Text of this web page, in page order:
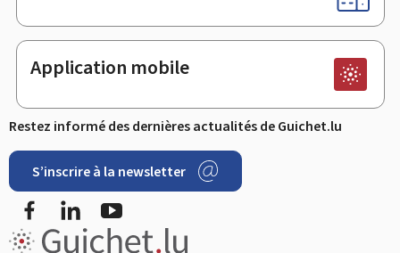
Application mobile
Restez informé des dernières actualités de Guichet.lu
S’inscrire à la newsletter
FacebookLinkedIn